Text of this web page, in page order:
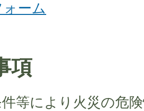
ーム
項
件等により火災の危